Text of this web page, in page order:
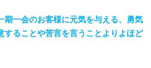
期一会のお客様に元気を与える、勇気
することや苦言を言うことよりよほど